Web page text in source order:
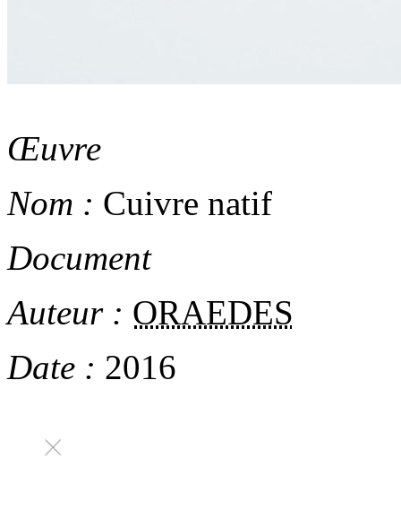
Œuvre
Nom : Cuivre natif
Document
Auteur : ORAEDES
Date : 2016